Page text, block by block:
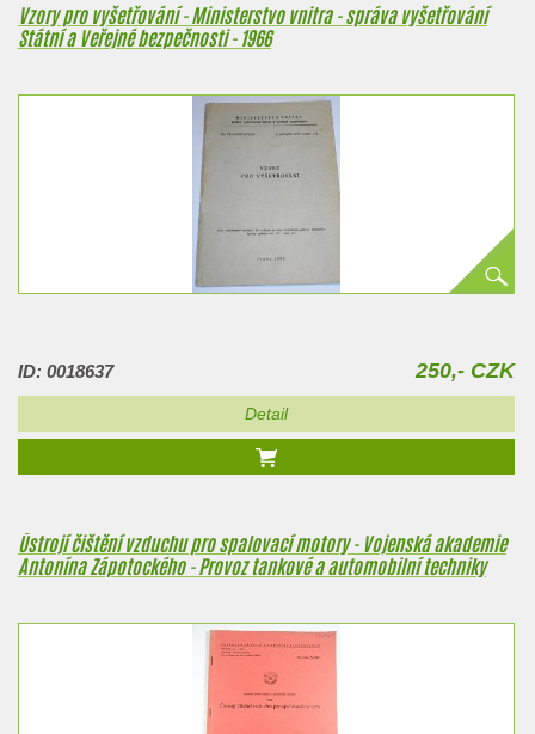
Vzory pro vyšetřování - Ministerstvo vnitra - správa vyšetřování
Státní a Veřejné bezpečnosti - 1966
ID: 0018637 250,- CZK
Detail
Ústrojí čištění vzduchu pro spalovací motory - Vojenská akademie
Antonína Zápotockého - Provoz tankové a automobilní techniky